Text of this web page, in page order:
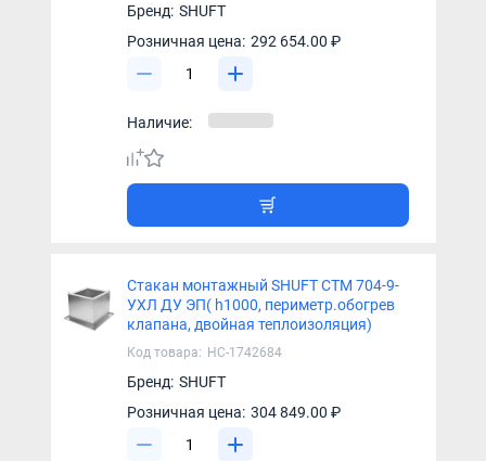
Бренд: SHUFT
Розничная цена: 292 654.00 ₽
Наличие:
Стакан монтажный SHUFT СТМ 704-9-
УХЛ ДУ ЭП( h1000, периметр.обогрев
клапана, двойная теплоизоляция)
Код товара: НС-1742684
Бренд: SHUFT
Розничная цена: 304 849.00 ₽